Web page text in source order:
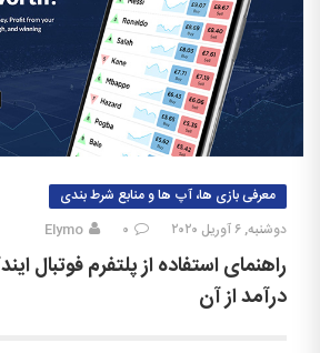
معرفی بازی ها، آپ ها و منابع شرط بندی
دوشنبه, ۶ آوریل ۲۰۲۰
۰ Elymo
راهنمای استفاده از پلتفرم فوتبال
درآمد از آن